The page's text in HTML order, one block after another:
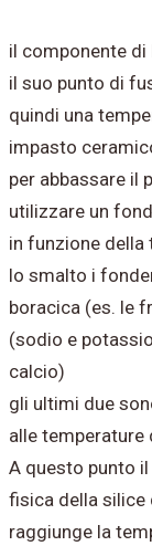
il componente
il suo punto di
quindi una
impasto
per abbassare il
utilizzare un
in funzione della
lo smalto i
boracica (es. le
(sodio e
calcio)
gli ultimi due
alle temperature
A questo punto
fisica della silice
raggiunge la